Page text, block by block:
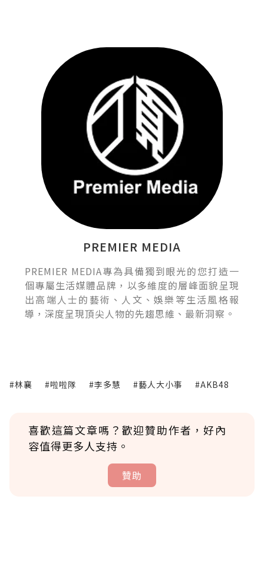
PREMIER MEDIA
PREMIER MEDIA專為具備獨到眼光的您打造一
個專屬生活媒體品牌，以多維度的層峰面貌呈現
出高端人士的藝術、人文、娛樂等生活風格報
導，深度呈現頂尖人物的先趨思維、最新洞察。
#林襄 #啦啦隊 #李多慧 #藝人大小事 #AKB48
喜歡這篇文章嗎？歡迎贊助作者，好內
容值得更多人支持。
贊助